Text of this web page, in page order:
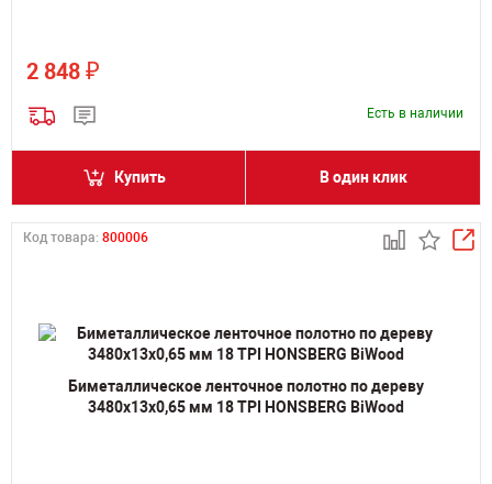
2 848 ₽
Есть в наличии
Купить В один клик
Код товара: 800006
Биметаллическое ленточное полотно по дереву
3480х13х0,65 мм 18 TPI HONSBERG BiWood